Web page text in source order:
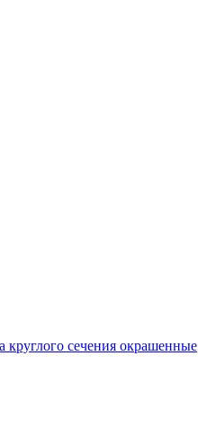
сечения окрашенные